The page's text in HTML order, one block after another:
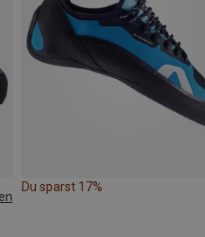
Du sparst 17%